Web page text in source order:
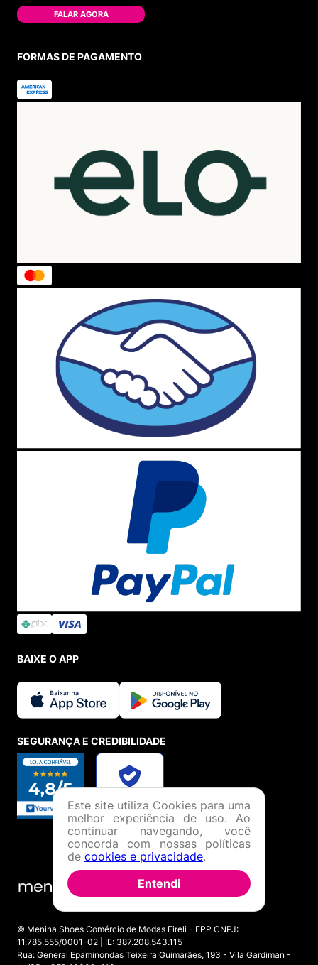
FALAR AGORA
FORMAS DE PAGAMENTO
BAIXE O APP
SEGURANÇA E CREDIBILIDADE
© Menina Shoes Comércio de Modas Eireli - EPP CNPJ:
11.785.555/0001-02 | IE: 387.208.543.115
Rua: General Epaminondas Teixeira Guimarães, 193 - Vila Gardiman -
Este site utiliza Cookies para uma
melhor experiência de uso. Ao
continuar navegando, você
concorda com nossas políticas
de cookies e privacidade.
Entendi